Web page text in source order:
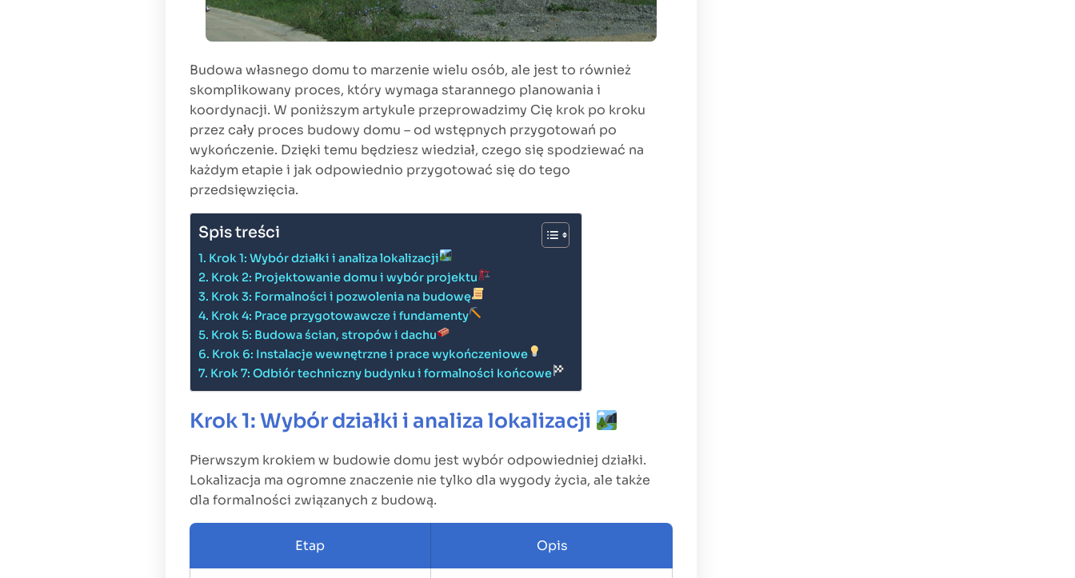
Budowa własnego domu to marzenie wielu osób, ale jest to również
skomplikowany proces, który wymaga starannego planowania i
koordynacji. W poniższym artykule przeprowadzimy Cię krok po kroku
przez cały proces budowy domu – od wstępnych przygotowań po
wykończenie. Dzięki temu będziesz wiedział, czego się spodziewać na
każdym etapie i jak odpowiednio przygotować się do tego
przedsięwzięcia.
Spis treści
Krok 1: Wybór działki i analiza lokalizacji
Krok 2: Projektowanie domu i wybór projektu
Krok 3: Formalności i pozwolenia na budowę
Krok 4: Prace przygotowawcze i fundamenty
Krok 5: Budowa ścian, stropów i dachu
Krok 6: Instalacje wewnętrzne i prace wykończeniowe
Krok 7: Odbiór techniczny budynku i formalności końcowe
Krok 1: Wybór działki i analiza lokalizacji
Pierwszym krokiem w budowie domu jest wybór odpowiedniej działki.
Lokalizacja ma ogromne znaczenie nie tylko dla wygody życia, ale także
dla formalności związanych z budową.
Etap Opis